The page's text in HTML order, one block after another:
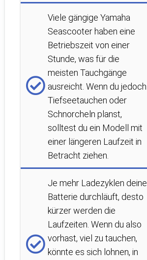
Viele gängige Yamaha
Seascooter haben eine
Betriebszeit von einer
Stunde, was für die
meisten Tauchgänge
ausreicht. Wenn du jedoch
Tiefseetauchen oder
Schnorcheln planst,
solltest du ein Modell mit
einer längeren Laufzeit in
Betracht ziehen.
Je mehr Ladezyklen deine
Batterie durchläuft, desto
kürzer werden die
Laufzeiten. Wenn du also
vorhast, viel zu tauchen,
könnte es sich lohnen, in